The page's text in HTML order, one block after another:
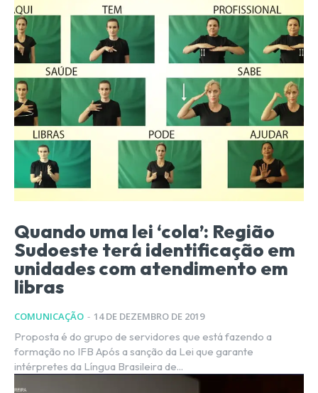
Quando uma lei ‘cola’: Região
Sudoeste terá identificação em
unidades com atendimento em
libras
COMUNICAÇÃO - 14 DE DEZEMBRO DE 2019
Proposta é do grupo de servidores que está fazendo a
formação no IFB Após a sanção da Lei que garante
intérpretes da Língua Brasileira de...